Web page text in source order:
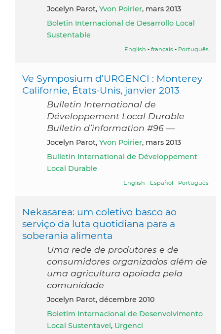
Jocelyn Parot, Yvon Poirier, mars 2013
Boletin Internacional de Desarrollo Local
Sustentable
English - français - Português
Ve Symposium d’URGENCI : Monterey
Californie, États-Unis, janvier 2013
Bulletin International de
Développement Local Durable
Bulletin d’information #96 —
Jocelyn Parot, Yvon Poirier, mars 2013
Bulletin International de Développement
Local Durable
English - Español - Português
Nekasarea: um coletivo basco ao
serviço da luta quotidiana para a
soberania alimenta
Uma rede de produtores e de
consumidores organizados além de
uma agricultura apoiada pela
comunidade
Jocelyn Parot, décembre 2010
Boletim Internacional de Desenvolvimento
Local Sustentavel, Urgenci